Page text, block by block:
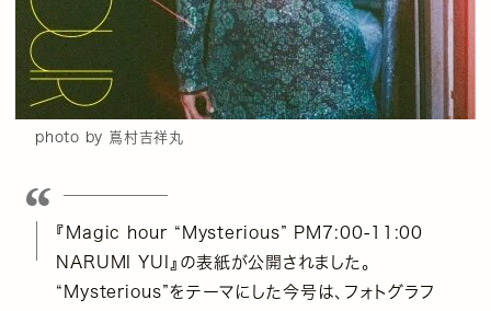
photo by 嶌村吉祥丸
『Magic hour “Mysterious” PM7:00-11:00
NARUMI YUI』の表紙が公開されました。
“Mysterious”をテーマにした今号は、フォトグラフ